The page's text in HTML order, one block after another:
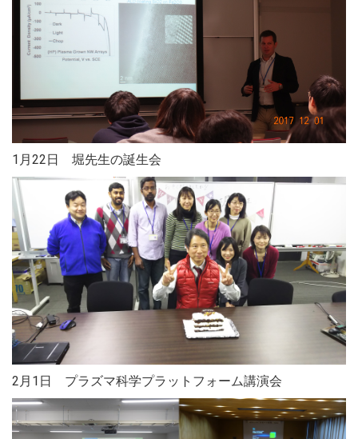
1月22日 堀先生の誕生会
2月1日 プラズマ科学プラットフォーム講演会